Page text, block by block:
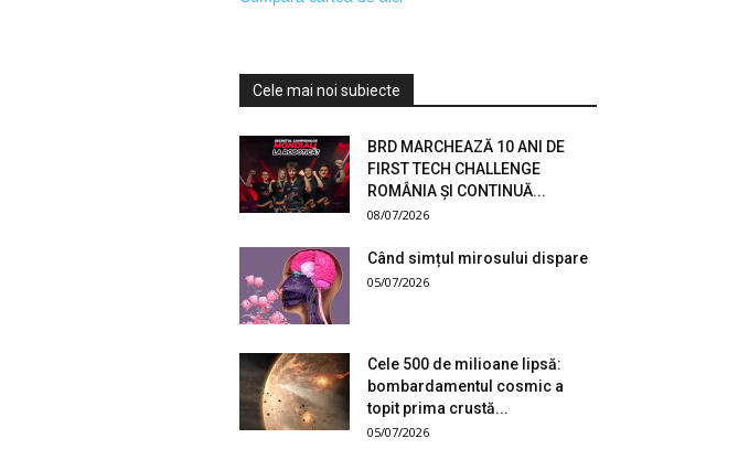
Cele mai noi subiecte
BRD MARCHEAZĂ 10 ANI DE
FIRST TECH CHALLENGE
ROMÂNIA ȘI CONTINUĂ...
08/07/2026
Când simțul mirosului dispare
05/07/2026
Cele 500 de milioane lipsă:
bombardamentul cosmic a
topit prima crustă...
05/07/2026